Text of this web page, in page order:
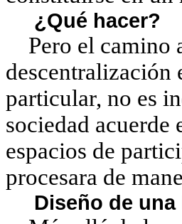
¿Qué hacer?
Pero el camino
descentralización
particular, no es
sociedad acuerde
espacios de
procesara de
Diseño de una